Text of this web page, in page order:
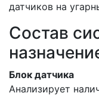
датчиков на
Состав
Блок датчика
Анализирует